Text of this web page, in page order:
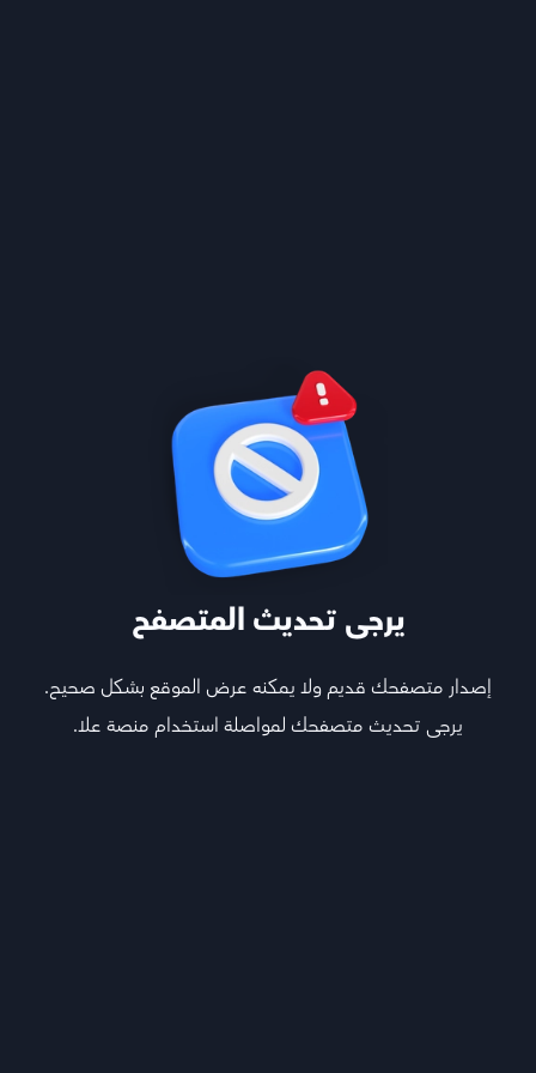
يرجى تحديث المتصفح
إصدار متصفحك قديم ولا يمكنه عرض الموقع بشكل صحيح.
يرجى تحديث متصفحك لمواصلة استخدام منصة علا.